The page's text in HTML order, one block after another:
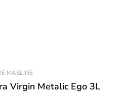
MĂSLINE
Virgin Metalic Ego 3L